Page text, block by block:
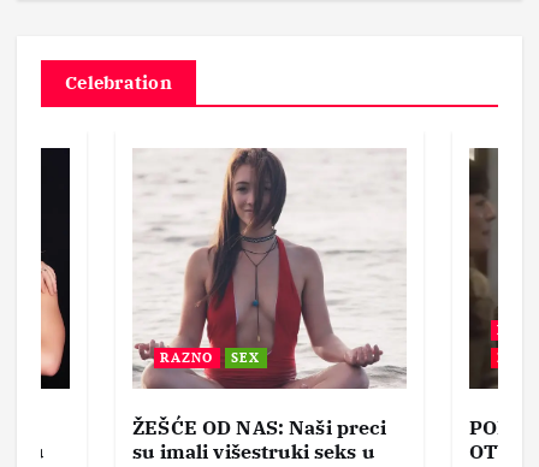
Celebration
u
RAZNO SEX
ŽEŠĆE OD NAS: Naši preci
su imali višestruki seks u
BEZ